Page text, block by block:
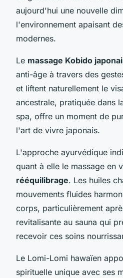
aujourd'hui une nouvelle
l'environnement apaisant
modernes.
Le massage Kobido
anti-âge à travers des
et liftent naturellement le
ancestrale, pratiquée dans
spa, offre un moment de
l'art de vivre japonais.
L'approche ayurvédique
quant à elle le massage en
rééquilibrage. Les huiles
mouvements fluides
corps, particulièrement
revitalisante au sauna qui
recevoir ces soins
Le Lomi-Lomi hawaïen
spirituelle unique avec ses